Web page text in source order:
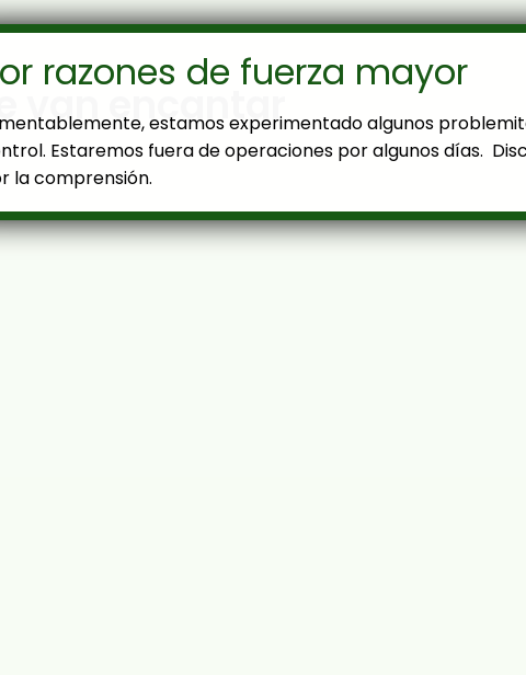
van encantar
razones de fuerza mayor
estamos experimentado algunos
Estaremos fuera de operaciones por algunos días.
la comprensión.